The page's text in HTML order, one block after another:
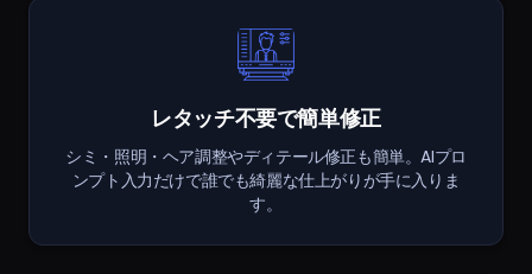
レタッチ不要で簡単修正
シミ・照明・ヘア調整やディテール修正も簡単。AIプロ
ンプト入力だけで誰でも綺麗な仕上がりが手に入りま
す。